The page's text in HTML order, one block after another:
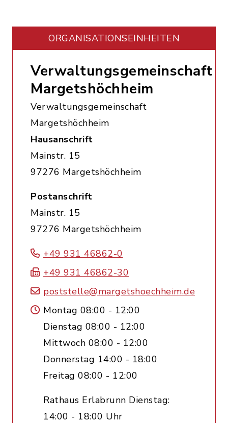
ORGANISATIONS­EINHEITEN
Verwaltungsgemeinschaft
Margetshöchheim
Verwaltungsgemeinschaft
Margetshöchheim
Hausanschrift
Mainstr. 15
97276 Margetshöchheim
Postanschrift
Mainstr. 15
97276 Margetshöchheim
+49 931 46862-0
+49 931 46862-30
poststelle@margetshoechheim.de
Montag 08:00 - 12:00
Dienstag 08:00 - 12:00
Mittwoch 08:00 - 12:00
Donnerstag 14:00 - 18:00
Freitag 08:00 - 12:00
Rathaus Erlabrunn Dienstag:
14:00 - 18:00 Uhr